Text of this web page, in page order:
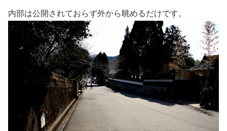
内部は公開されておらず外から眺めるだけです。